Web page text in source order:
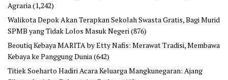
Agraria(1,242)
Walikota Depok Akan Terapkan Sekolah Swasta Gratis, Bagi Murid
SPMB yang Tidak Lolos Masuk Negeri(876)
Beoutiq Kebaya MARITA by Etty Nafis: Merawat Tradisi, Membawa
Kebaya ke Panggung Dunia(642)
Titiek Soeharto Hadiri Acara Keluarga Mangkunegaran: Ajang